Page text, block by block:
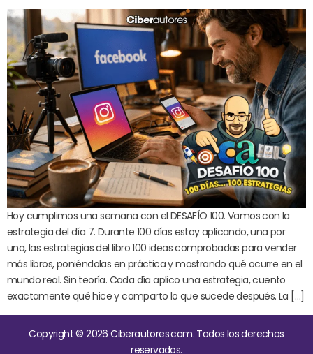
Hoy cumplimos una semana con el DESAFÍO 100. Vamos con la
estrategia del día 7. Durante 100 días estoy aplicando, una por
una, las estrategias del libro 100 ideas comprobadas para vender
más libros, poniéndolas en práctica y mostrando qué ocurre en el
mundo real. Sin teoría. Cada día aplico una estrategia, cuento
exactamente qué hice y comparto lo que sucede después. La […]
Copyright © 2026 Ciberautores.com. Todos los derechos
reservados.